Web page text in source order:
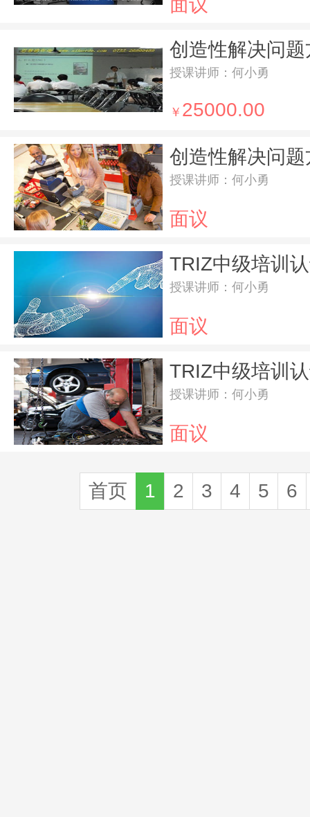
面议
授课讲师：何小勇
￥ 25000.00
授课讲师：何小勇
面议
TRIZ中级培训
授课讲师：何小勇
面议
TRIZ中级培训
授课讲师：何小勇
面议
首页 1 2 3 4 5 6